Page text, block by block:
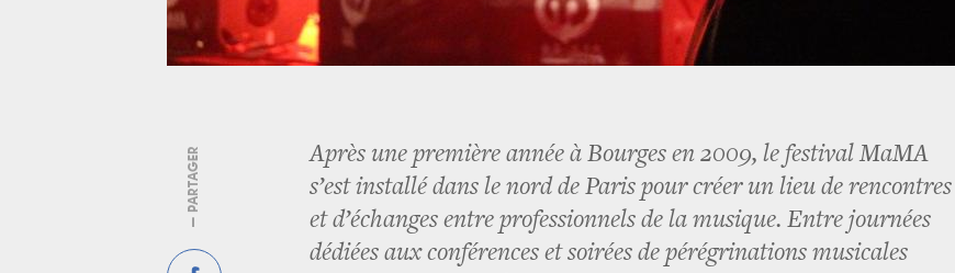
— PARTAGER
Après une première année à Bourges en 2009, le festival MaMA
s’est installé dans le nord de Paris pour créer un lieu de rencontres
et d’échanges entre professionnels de la musique. Entre journées
dédiées aux conférences et soirées de pérégrinations musicales